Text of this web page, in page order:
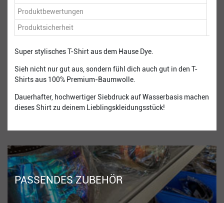
Produktbewertungen
Produktsicherheit
Super stylisches T-Shirt aus dem Hause Dye.
Sieh nicht nur gut aus, sondern fühl dich auch gut in den T-
Shirts aus 100% Premium-Baumwolle.
Dauerhafter, hochwertiger Siebdruck auf Wasserbasis machen
dieses Shirt zu deinem Lieblingskleidungsstück!
PASSENDES ZUBEHÖR